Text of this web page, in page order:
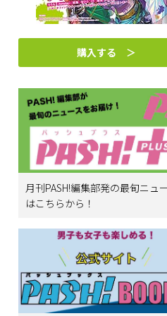
購入する ＞
月刊PASH!編集部発の最旬ニュ
はこちらから！